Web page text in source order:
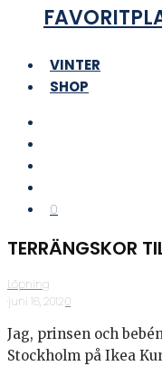
VINTER
SHOP
0
TERRÄNGSKOR
Löpning
·juni 16, 2012·0
Jag, prinsen och
Stockholm på Ikea